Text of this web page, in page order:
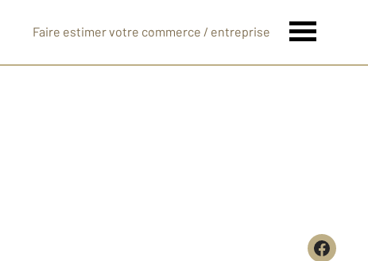
Faire estimer votre commerce / entreprise